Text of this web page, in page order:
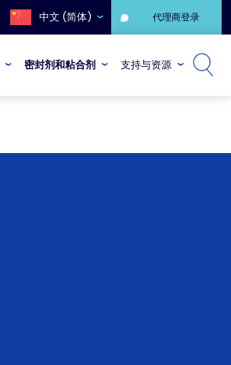
中文 (简体) 代理商登录
密封剂和粘合剂 支持与资源